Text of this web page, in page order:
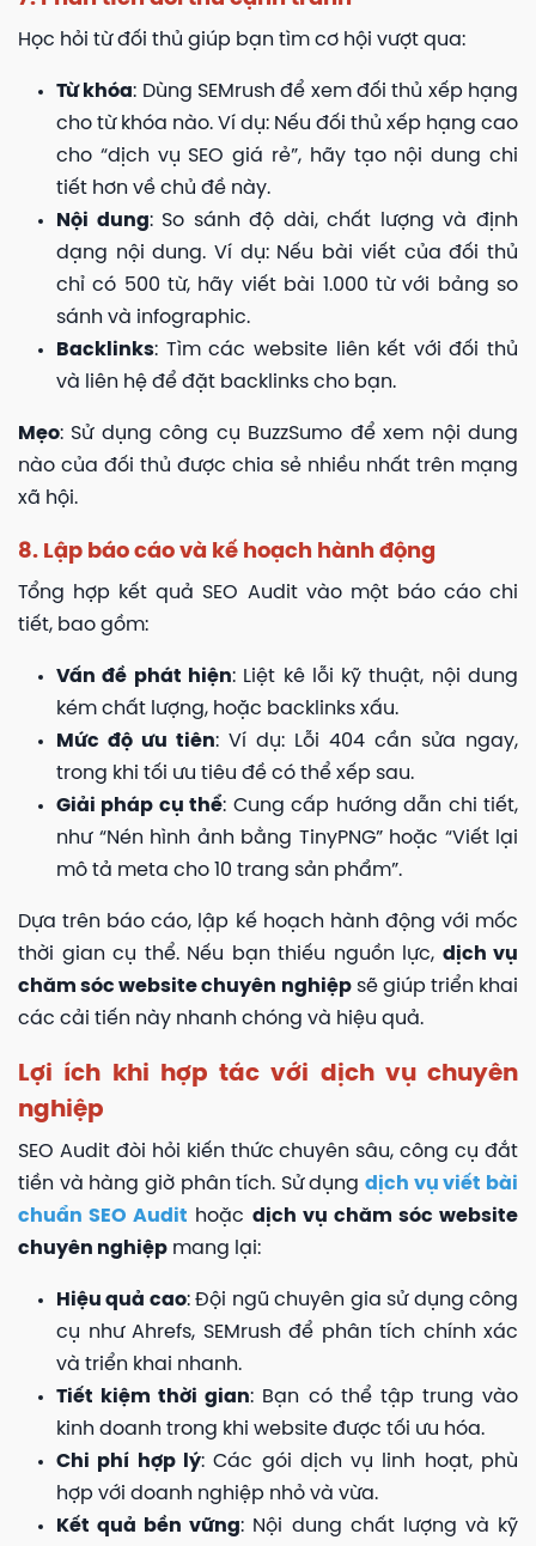
Học hỏi từ đối thủ giúp bạn tìm cơ hội vượt qua:
Từ khóa: Dùng SEMrush để xem đối thủ xếp hạng
cho từ khóa nào. Ví dụ: Nếu đối thủ xếp hạng cao
cho “dịch vụ SEO giá rẻ”, hãy tạo nội dung chi
tiết hơn về chủ đề này.
Nội dung: So sánh độ dài, chất lượng và định
dạng nội dung. Ví dụ: Nếu bài viết của đối thủ
chỉ có 500 từ, hãy viết bài 1.000 từ với bảng so
sánh và infographic.
Backlinks: Tìm các website liên kết với đối thủ
và liên hệ để đặt backlinks cho bạn.
Mẹo: Sử dụng công cụ BuzzSumo để xem nội dung
nào của đối thủ được chia sẻ nhiều nhất trên mạng
xã hội.
8. Lập báo cáo và kế hoạch hành động
Tổng hợp kết quả SEO Audit vào một báo cáo chi
tiết, bao gồm:
Vấn đề phát hiện: Liệt kê lỗi kỹ thuật, nội dung
kém chất lượng, hoặc backlinks xấu.
Mức độ ưu tiên: Ví dụ: Lỗi 404 cần sửa ngay,
trong khi tối ưu tiêu đề có thể xếp sau.
Giải pháp cụ thể: Cung cấp hướng dẫn chi tiết,
như “Nén hình ảnh bằng TinyPNG” hoặc “Viết lại
mô tả meta cho 10 trang sản phẩm”.
Dựa trên báo cáo, lập kế hoạch hành động với mốc
thời gian cụ thể. Nếu bạn thiếu nguồn lực, dịch vụ
chăm sóc website chuyên nghiệpsẽ giúp triển khai
các cải tiến này nhanh chóng và hiệu quả.
Lợi ích khi hợp tác với dịch vụ chuyên
nghiệp
SEO Audit đòi hỏi kiến thức chuyên sâu, công cụ đắt
tiền và hàng giờ phân tích. Sử dụngdịch vụ viết bài
chuẩn SEO Audit hoặc dịch vụ chăm sóc website
chuyên nghiệp mang lại:
Hiệu quả cao: Đội ngũ chuyên gia sử dụng công
cụ như Ahrefs, SEMrush để phân tích chính xác
và triển khai nhanh.
Tiết kiệm thời gian: Bạn có thể tập trung vào
kinh doanh trong khi website được tối ưu hóa.
Chi phí hợp lý: Các gói dịch vụ linh hoạt, phù
hợp với doanh nghiệp nhỏ và vừa.
Kết quả bền vững: Nội dung chất lượng và kỹ